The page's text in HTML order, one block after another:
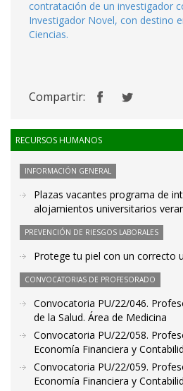
contratación de un investigador
Investigador Novel, con destino
Ciencias.
Compartir:
RECURSOS HUMANOS
INFORMACIÓN GENERAL
Plazas vacantes programa de
alojamientos universitarios
PREVENCIÓN DE RIESGOS LABORALES
Protege tu piel con un correcto
CONVOCATORIAS DE PROFESORADO
Convocatoria PU/22/046.
de la Salud. Área de Medicina
Convocatoria PU/22/058.
Economía Financiera y
Convocatoria PU/22/059.
Economía Financiera y